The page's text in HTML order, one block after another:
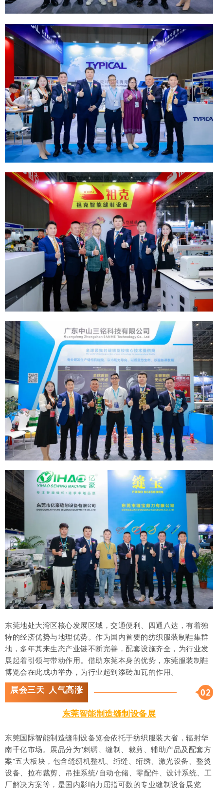
东莞地处大湾区核心发展区域，交通便利、四通八达，有着独
特的经济优势与地理优势。作为国内首要的纺织服装制鞋集群
地，多年其来生态产业链不断完善，配套设施齐全，为行业发
展起着引领与带动作用。借助东莞本身的优势，东莞服装制鞋
博览会在此成功举办，为行业起到添砖加瓦的作用。
展会三天 人气高涨
02
东莞智能制造缝制设备展
东莞国际智能制造缝制设备览会依托于纺织服装大省，辐射华
南千亿市场。 展品分为“刺绣、缝制、裁剪、辅助产品及配套方
案”五大板块，包含缝纫机整机、绗缝、绗绣、激光设备、整烫
设备、拉布裁剪、吊挂系统/自动仓储、零配件、设计系统、工
厂解决方案等，是国内影响力屈指可数的专业缝制设备展览